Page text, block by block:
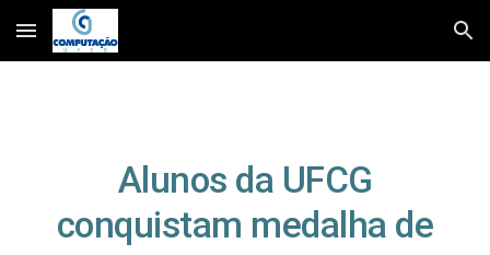
Skip to main content Skip to navigation
Alunos da UFCG
conquistam medalha de